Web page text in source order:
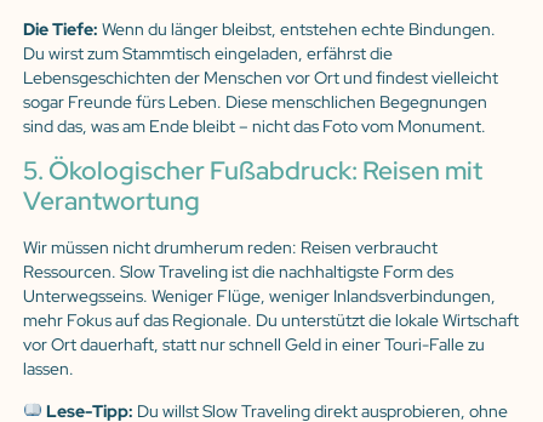
Die Tiefe: Wenn du länger bleibst, entstehen echte Bindungen.
Du wirst zum Stammtisch eingeladen, erfährst die
Lebensgeschichten der Menschen vor Ort und findest vielleicht
sogar Freunde fürs Leben. Diese menschlichen Begegnungen
sind das, was am Ende bleibt – nicht das Foto vom Monument.
5. Ökologischer Fußabdruck: Reisen mit
Verantwortung
Wir müssen nicht drumherum reden: Reisen verbraucht
Ressourcen. Slow Traveling ist die nachhaltigste Form des
Unterwegsseins. Weniger Flüge, weniger Inlandsverbindungen,
mehr Fokus auf das Regionale. Du unterstützt die lokale Wirtschaft
vor Ort dauerhaft, statt nur schnell Geld in einer Touri-Falle zu
lassen.
Lese-Tipp: Du willst Slow Traveling direkt ausprobieren, ohne